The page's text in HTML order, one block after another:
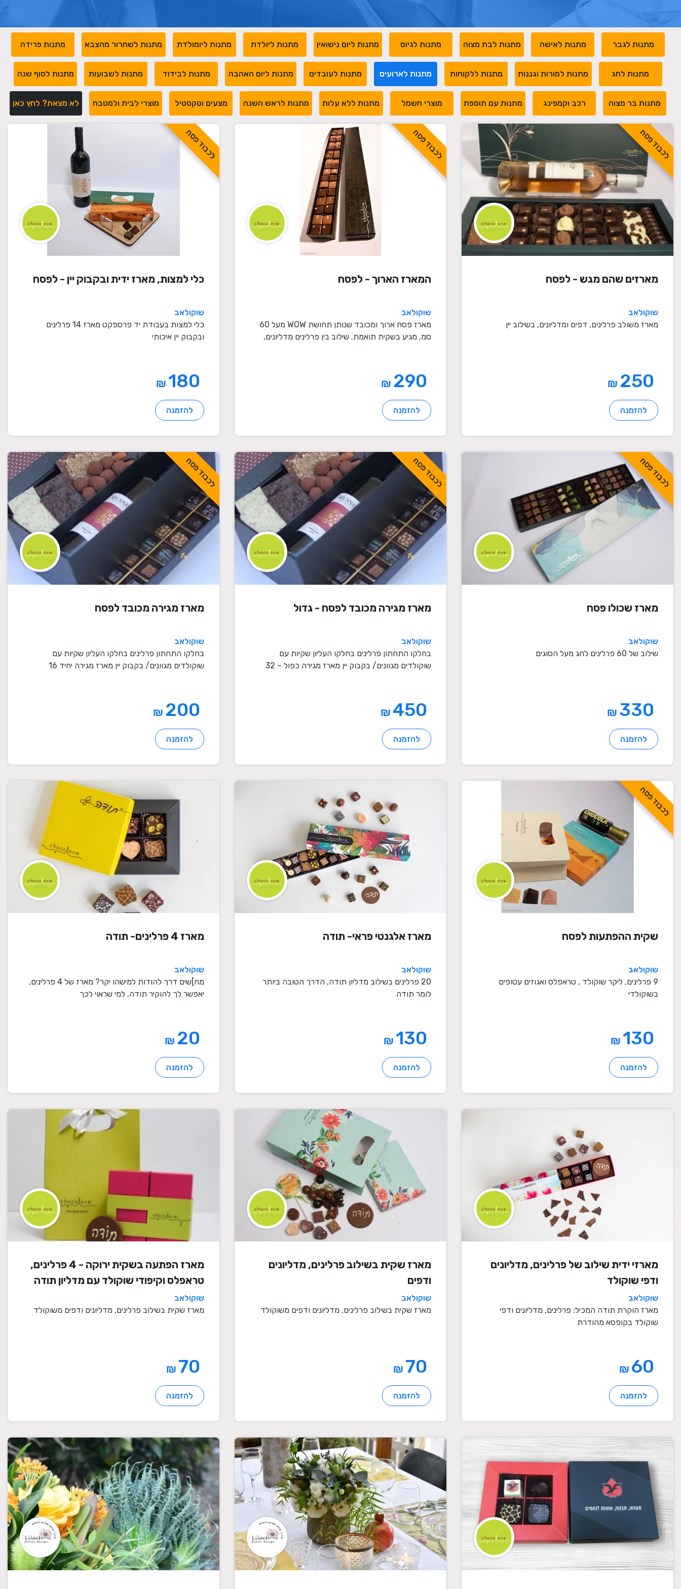
מתנות לגבר מתנות לאישה מתנות לבת מצוה מתנות לגיוס מתנות ליום נישואין מתנות ליולדת מתנות ליומולדת מתנות לשחרור מהצבא מתנות פרידה
מתנות לחג מתנות למורות וגננות מתנות ללקוחות מתנות לארועים מתנות לעובדים מתנות ליום האהבה מתנות לבידוד מתנות לשבועות מתנות לסוף שנה
מתנות בר מצוה רכב וקמפינג מתנות עם תוספת מוצרי חשמל מתנות ללא עלות מתנות לראש השנה מצעים וטקסטיל מוצרי לבית ולמטבח לא מצאת? לחץ כאן
לכבוד פסח
מארזים שהם מגש - לפסח
שוקולאב
מארז משולב פרלינים, דפים ומדליונים, בשילוב יין
₪
להזמנה
לכבוד פסח
המארז הארוך - לפסח
שוקולאב
מארז פסח ארוך ומכובד שנותן תחושת WOW מעל 60
סמ, מגיע בשקית תואמת. שילוב בין פרלינים מדליונים,
₪
להזמנה
לכבוד פסח
כלי למצות, מארז ידית ובקבוק יין - לפסח
שוקולאב
כלי למצות בעבודת יד פרספקט מארז 14 פרלינים
ובקבוק יין איכותי
₪
להזמנה
לכבוד פסח
מארז שכולו פסח
שוקולאב
שילוב של 60 פרלינים לחג מעל הסוגים
₪
להזמנה
לכבוד פסח
מארז מגירה מכובד לפסח - גדול
שוקולאב
בחלקו התחתון פרלינים בחלקו העליון שקיות עם
שוקולדים מגוונים/ בקבוק יין מארז מגירה כפול – 32
₪
להזמנה
לכבוד פסח
מארז מגירה מכובד לפסח
שוקולאב
בחלקו התחתון פרלינים בחלקו העליון שקיות עם
שוקולדים מגוונים/ בקבוק יין מארז מגירה יחיד 16
₪
להזמנה
לכבוד פסח
שקית ההפתעות לפסח
שוקולאב
9 פרלינים, ליקר שוקולד , טראפלס ואגוזים עטופים
בשוקולדי
₪
להזמנה
מארז אלגנטי פראי- תודה
שוקולאב
20 פרלינים בשילוב מדליון תודה, הדרך הטובה ביותר
לומר תודה
₪
להזמנה
מארז 4 פרלינים- תודה
שוקולאב
מח]שים דרך להודות למישהו יקר? מארז של 4 פרלינים,
יאפשר לך להוקיר תודה, למי שראוי לכך
₪
להזמנה
מארזי ידית שילוב של פרלינים, מדליונים
ודפי שוקולד
שוקולאב
מארז הוקרת תודה המכיל: פרלינים, מדליונים ודפי
שוקולד בקופסא מהודרת
₪
להזמנה
מארז שקית בשילוב פרלינים, מדליונים
ודפים
שוקולאב
מארז שקית בשילוב פרלינים, מדליונים ודפים משוקולד
₪
להזמנה
מארז הפתעה בשקית ירוקה - 4 פרלינים,
טראפלס וקיפודי שוקולד עם מדליון תודה
שוקולאב
מארז שקית בשילוב פרלינים, מדליונים ודפים משוקולד
₪
להזמנה